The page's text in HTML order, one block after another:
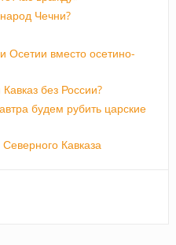
Чечни?
Осетии вместо осетино-
без России?
будем рубить царские
Кавказа